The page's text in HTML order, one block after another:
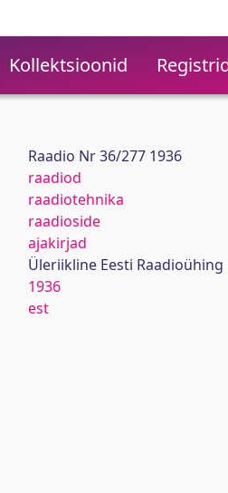
Kollektsioonid
Raadio Nr 36/277 1936
raadiod
raadiotehnika
raadioside
ajakirjad
Üleriikline Eesti Raadioühing
1936
est